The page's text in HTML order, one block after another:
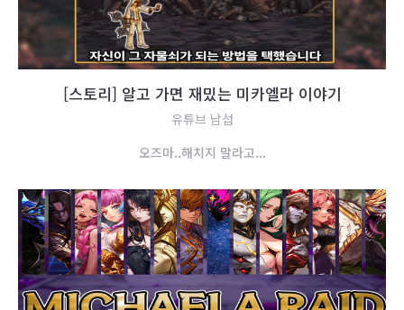
[스토리] 알고 가면 재밌는 미카엘라 이야기
유튜브 남섭
오즈마..해치지 말라고...